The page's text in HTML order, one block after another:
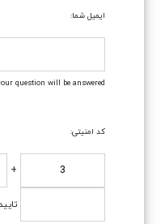
ایمیل شما:
question will be answered.
کد امنیتی:
+